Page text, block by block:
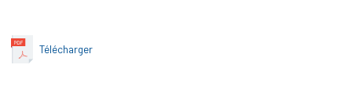
Télécharger